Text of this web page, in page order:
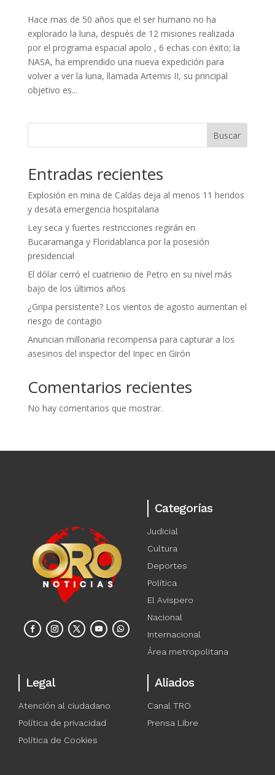
Hace mas de 50 años que el ser humano no ha
explorado la luna, después de 12 misiones realizada
por el programa espacial apolo , 6 echas con éxito; la
NASA, ha emprendido una nueva expedición para
volver a ver la luna, llamada Artemis II, su principal
objetivo es...
Buscar
Entradas recientes
Explosión en mina de Caldas deja al menos 11 heridos
y desata emergencia hospitalaria
Ley seca y fuertes restricciones regirán en
Bucaramanga y Floridablanca por la posesión
presidencial
El dólar cerró el cuatrienio de Petro en su nivel más
bajo de los últimos años
¿Gripa persistente? Los vientos de agosto aumentan el
riesgo de contagio
Anuncian millonaria recompensa para capturar a los
asesinos del inspector del Inpec en Girón
Comentarios recientes
No hay comentarios que mostrar.
Categorías
Judicial
Cultura
Deportes
Política
El Avispero
Nacional
Internacional
Área metropolitana
Legal
Atención al ciudadano
Política de privacidad
Política de Cookies
Aliados
Canal TRO
Prensa Libre